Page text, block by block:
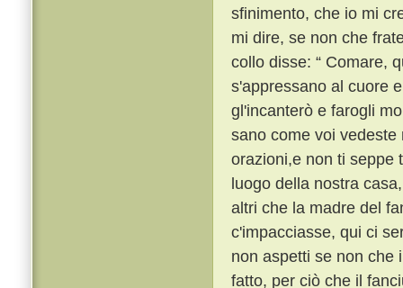
sfinimento, che io mi
mi dire, se non che
collo disse: “ Comare,
s'appressano al cuore
gl'incanterò e farogli
sano come voi vedeste
orazioni,e non ti seppe
luogo della nostra
altri che la madre del
c'impacciasse, qui ci
non aspetti se non che
fatto, per ciò che il